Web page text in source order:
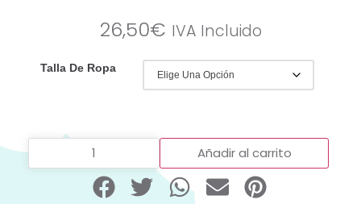
26,50€ IVA Incluido
Talla De Ropa
Añadir al carrito